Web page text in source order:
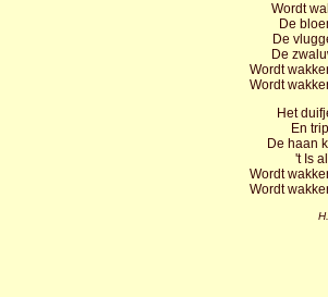
Wordt
De
De
De
Wordt
Wordt
Het
En
De haan
't Is
Wordt
Wordt